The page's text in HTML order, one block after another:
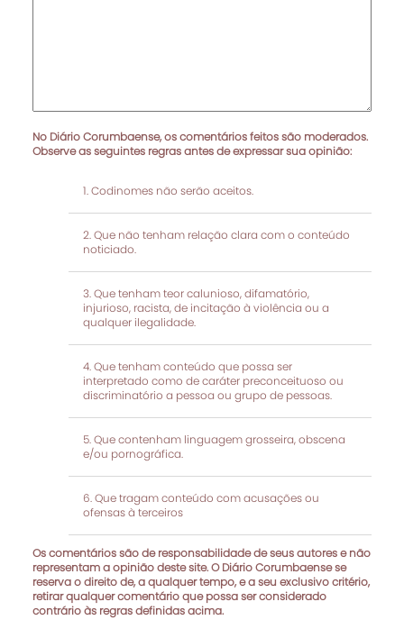
No Diário Corumbaense, os comentários feitos são moderados.
Observe as seguintes regras antes de expressar sua opinião:
Codinomes não serão aceitos.
Que não tenham relação clara com o conteúdo
noticiado.
Que tenham teor calunioso, difamatório,
injurioso, racista, de incitação à violência ou a
qualquer ilegalidade.
Que tenham conteúdo que possa ser
interpretado como de caráter preconceituoso ou
discriminatório a pessoa ou grupo de pessoas.
Que contenham linguagem grosseira, obscena
e/ou pornográfica.
Que tragam conteúdo com acusações ou
ofensas à terceiros
Os comentários são de responsabilidade de seus autores e não
representam a opinião deste site. O Diário Corumbaense se
reserva o direito de, a qualquer tempo, e a seu exclusivo critério,
retirar qualquer comentário que possa ser considerado
contrário às regras definidas acima.